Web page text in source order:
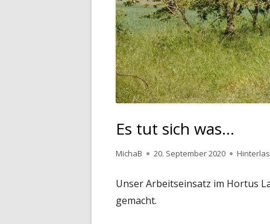
Es tut sich was…
Autor
MichaB
Veröffentlicht
20. September 2020
Unser Arbeitseinsatz im Hortus
gemacht.